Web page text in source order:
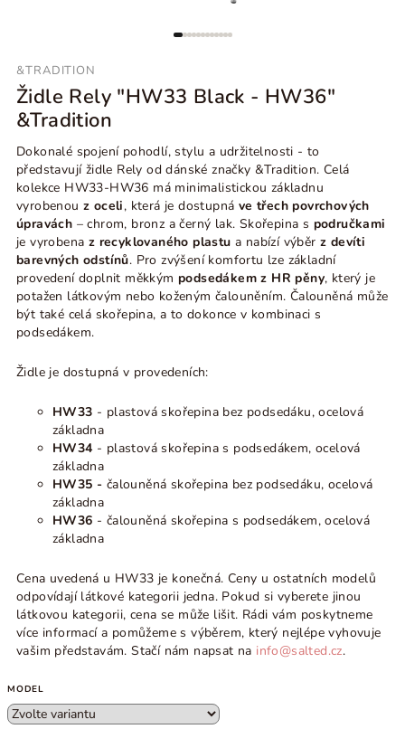
&TRADITION
Židle Rely "HW33 Black - HW36"
&Tradition
Dokonalé spojení pohodlí, stylu a udržitelnosti - to
představují židle Rely od dánské značky &Tradition. Celá
kolekce HW33-HW36 má minimalistickou základnu
vyrobenouz oceli, která je dostupná ve třech povrchových
úpravách – chrom, bronz a černý lak. Skořepina s područkami
je vyrobena z recyklovaného plastu a nabízí výběrz devíti
barevných odstínů. Pro zvýšení komfortu lze základní
provedení doplnit měkkým podsedákem z HR pěny, který je
potažen látkovým nebo koženým čalouněním. Čalouněná může
být také celá skořepina, a to dokonce v kombinaci s
podsedákem.
Židle je dostupná v provedeních:
HW33 - plastová skořepina bez podsedáku, ocelová
základna
HW34 - plastová skořepina s podsedákem, ocelová
základna
HW35 - čalouněná skořepina bez podsedáku, ocelová
základna
HW36 - čalouněná skořepina s podsedákem, ocelová
základna
Cena uvedená u HW33 je konečná. Ceny u ostatních modelů
odpovídají látkové kategorii jedna. Pokud si vyberete jinou
látkovou kategorii, cena se může lišit. Rádi vám poskytneme
více informací a pomůžeme s výběrem, který nejlépe vyhovuje
vašim představám. Stačí nám napsat na info@salted.cz.
MODEL